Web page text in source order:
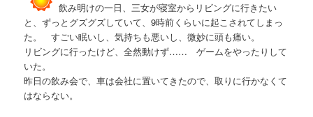
飲み明けの一日、三女が寝室からリビングに行きたい
と、ずっとグズグズしていて、9時前くらいに起こされてしまっ
た。 すごい眠いし、気持ちも悪いし、微妙に頭も痛い。
リビングに行ったけど、全然動けず…… ゲームをやったりして
いた。
昨日の飲み会で、車は会社に置いてきたので、取りに行かなくて
はならない。